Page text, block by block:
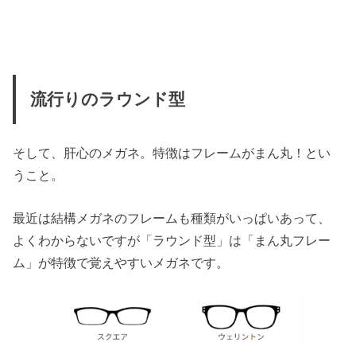
流行りのラウンド型
そして、肝心のメガネ。特徴はフレームがまん丸！とい
うこと。
最近は結構メガネのフレームも種類がいっぱいあって、
よくわからないですが「ラウンド型」は「まん丸フレー
ム」が特徴で覚えやすいメガネです。